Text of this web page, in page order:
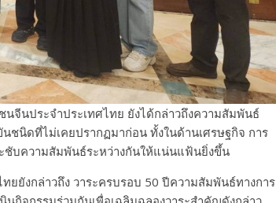
จีนประจำประเทศไทย ยังได้กล่าวถึงความสัมพันธ์
นิดที่ไม่เคยปรากฏมาก่อน ทั้งในด้านเศรษฐกิจ การ
ชับความสัมพันธ์ระหว่างกันให้แน่นแฟ้นยิ่งขึ้น
ยังกล่าวถึง วาระครบรอบ 50 ปีความสัมพันธ์ทางการ